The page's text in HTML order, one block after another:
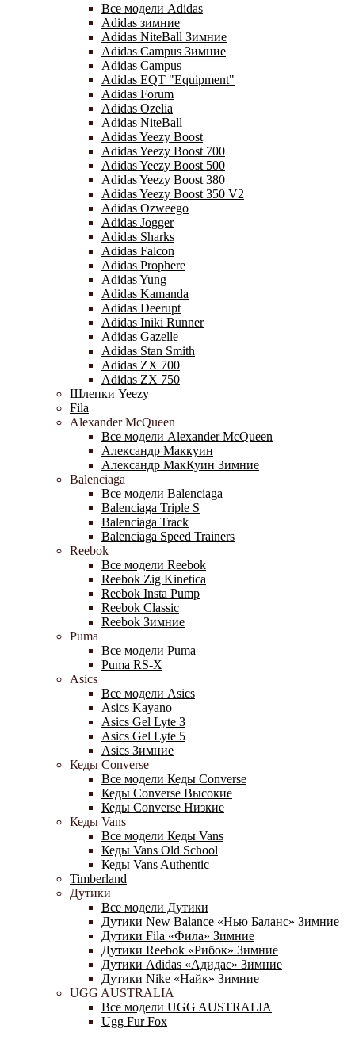
Все модели Adidas
Adidas зимние
Adidas NiteBall Зимние
Adidas Campus Зимние
Adidas Campus
Adidas EQT "Equipment"
Adidas Forum
Adidas Ozelia
Adidas NiteBall
Adidas Yeezy Boost
Adidas Yeezy Boost 700
Adidas Yeezy Boost 500
Adidas Yeezy Boost 380
Adidas Yeezy Boost 350 V2
Adidas Ozweego
Adidas Jogger
Adidas Sharks
Adidas Falcon
Adidas Prophere
Adidas Yung
Adidas Kamanda
Adidas Deerupt
Adidas Iniki Runner
Adidas Gazelle
Adidas Stan Smith
Adidas ZX 700
Adidas ZX 750
Шлепки Yeezy
Fila
Alexander McQueen
Все модели Alexander McQueen
Александр Маккуин
Александр МакКуин Зимние
Balenciaga
Все модели Balenciaga
Balenciaga Triple S
Balenciaga Track
Balenciaga Speed Trainers
Reebok
Все модели Reebok
Reebok Zig Kinetica
Reebok Insta Pump
Reebok Classic
Reebok Зимние
Puma
Все модели Puma
Puma RS-X
Asics
Все модели Asics
Asics Kayano
Asics Gel Lyte 3
Asics Gel Lyte 5
Asics Зимние
Кеды Converse
Все модели Кеды Converse
Кеды Converse Высокие
Кеды Converse Низкие
Кеды Vans
Все модели Кеды Vans
Кеды Vans Old School
Кеды Vans Authentic
Timberland
Дутики
Все модели Дутики
Дутики New Balance «Нью Баланс» Зимние
Дутики Fila «Фила» Зимние
Дутики Reebok «Рибок» Зимние
Дутики Adidas «Адидас» Зимние
Дутики Nike «Найк» Зимние
UGG AUSTRALIA
Все модели UGG AUSTRALIA
Ugg Fur Fox